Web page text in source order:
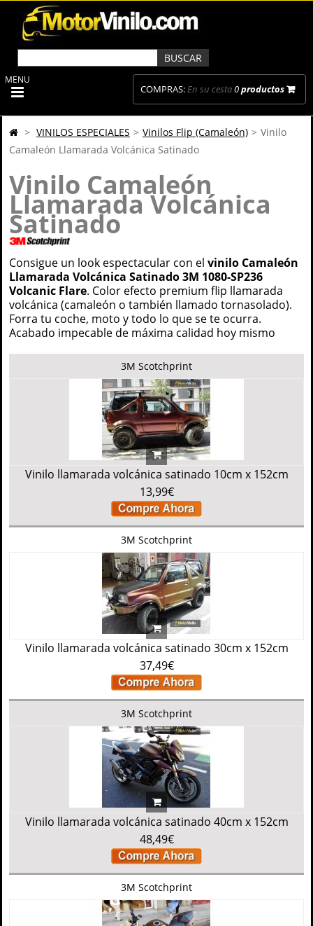
COMPRAS:En su cesta0productos
MENU
> VINILOS ESPECIALES > Vinilos Flip (Camaleón) > Vinilo
Camaleón Llamarada Volcánica Satinado
Vinilo Camaleón
Llamarada Volcánica
Satinado
Consigue un look espectacular con el vinilo Camaleón
Llamarada Volcánica Satinado 3M 1080-SP236
Volcanic Flare. Color efecto premium flip llamarada
volcánica (camaleón o también llamado tornasolado).
Forra tu coche, moto y todo lo que se te ocurra.
Acabado impecable de máxima calidad hoy mismo
3M Scotchprint
Vinilo llamarada volcánica satinado 10cm x 152cm
13,99€
3M Scotchprint
Vinilo llamarada volcánica satinado 30cm x 152cm
37,49€
3M Scotchprint
Vinilo llamarada volcánica satinado 40cm x 152cm
48,49€
3M Scotchprint